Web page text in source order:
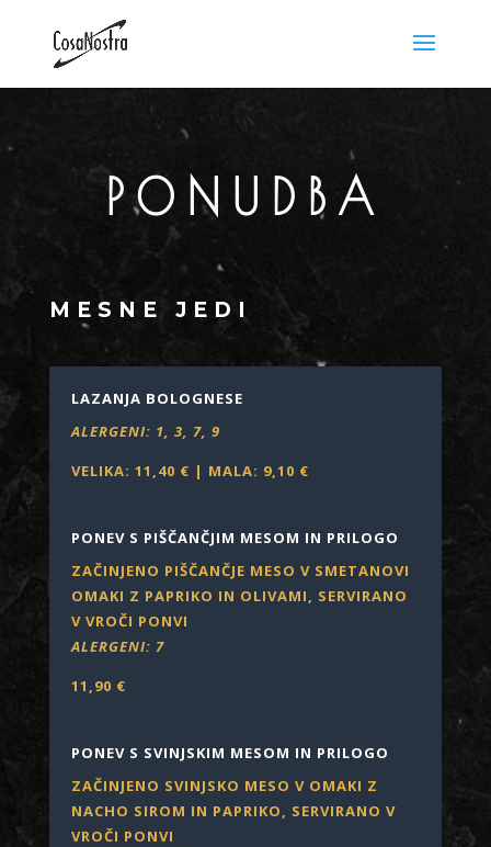
PONUDBA
MESNE JEDI
LAZANJA BOLOGNESE
ALERGENI: 1, 3, 7, 9
VELIKA: 11 ,40 € | MALA: 9,10 €
PONEV S PIŠČANČJIM MESOM IN PRILOGO
ZAČINJENO PIŠČANČJE MESO V SMETANOVI
OMAKI Z PAPRIKO IN OLIVAMI, SERVIRANO
V VROČI PONVI
ALERGENI: 7
11,90 €
PONEV S SVINJSKIM MESOM IN PRILOGO
ZAČINJENO SVINJSKO MESO V OMAKI Z
NACHO SIROM IN PAPRIKO, SERVIRANO V
VROČI PONVI